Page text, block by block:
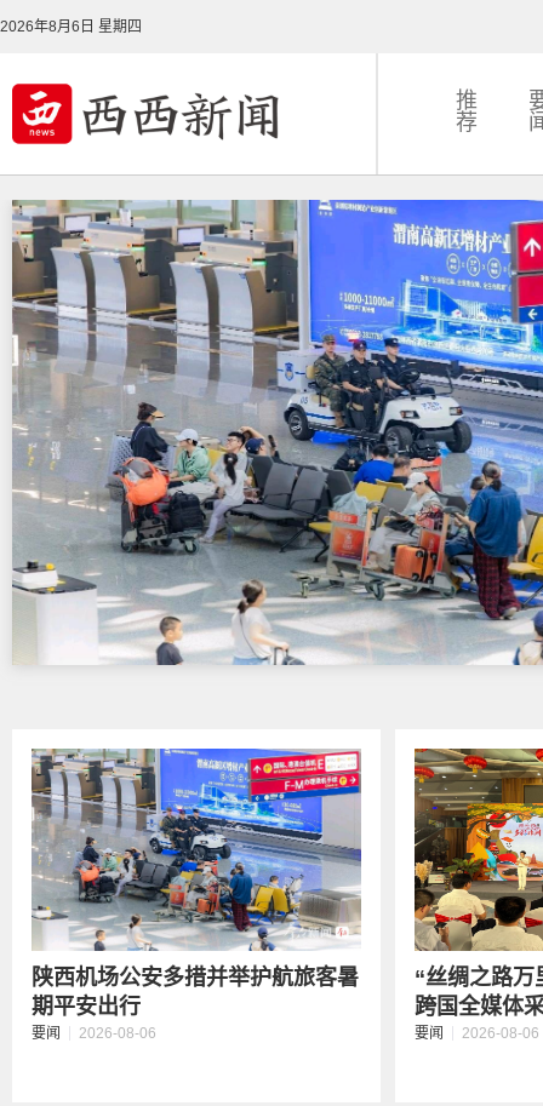
2026年8月6日 星期四
推
荐
陕西机场公安多措并举护航旅客暑
期平安出行
要闻 2026-08-06
“丝绸之路万
跨国全媒体
要闻 2026-08-06